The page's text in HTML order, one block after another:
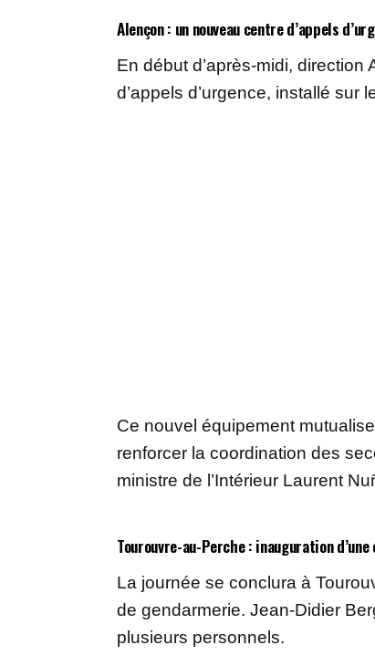
Alençon : un nouveau centre d’appels
En début d’après-midi, direction
d’appels d’urgence, installé sur
Ce nouvel équipement
renforcer la coordination des
ministre de l’Intérieur Laurent
Tourouvre-au-Perche : inauguration
La journée se conclura à
de gendarmerie. Jean-Didier
plusieurs personnels.